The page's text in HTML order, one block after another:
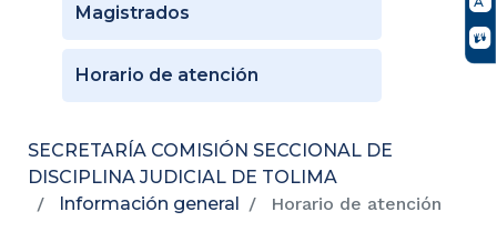
Magistrados
Horario de atención
SECRETARÍA COMISIÓN SECCIONAL DE
DISCIPLINA JUDICIAL DE TOLIMA
Información general
Horario de atención